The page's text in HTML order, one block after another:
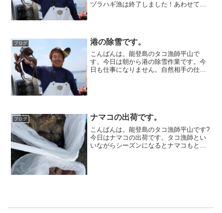
ヅラハギ漁は終了しました！あわせて、
ブログ 港の除雪です。
こんばんは。能登島のタコ漁師平山で
す。今日は朝から港の除雪作業です。今
日も仕事になりません。自然相手の仕事
ブログ ナマコの出荷です。
こんばんは。能登島のタコ漁師平山です?
今日はナマコの出荷です。タコ漁師とい
いながらシーズンになるとナマコもとっ